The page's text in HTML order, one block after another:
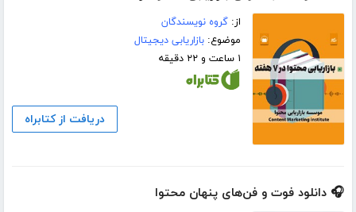
از:گروه نویسندگان
موضوع:بازاریابی دیجیتال
۱ ساعت و ۲۲ دقیقه
دریافت از کتابراه
🎧 دانلود فوت و فن‌های پنهان محتوا